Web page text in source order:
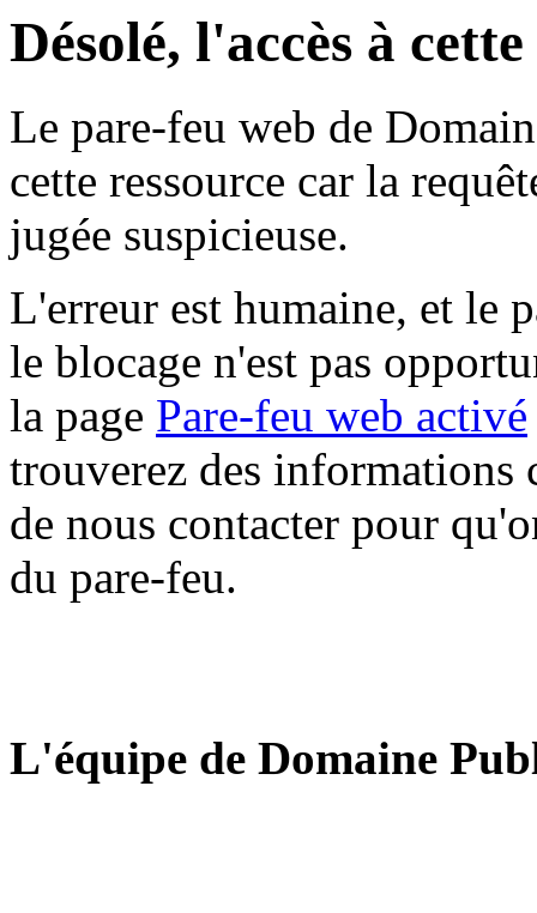
Désolé, l'accès à
Le pare-feu web de
cette ressource car la
jugée suspicieuse.
L'erreur est humaine, et le
le blocage n'est pas
la page Pare-feu web activé
trouverez des informations
de nous contacter pour
du pare-feu.
L'équipe de Domaine